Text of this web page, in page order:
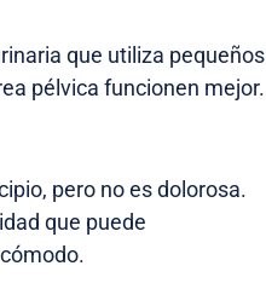
que utiliza pequeños
pélvica funcionen mejor.
pero no es dolorosa.
que puede